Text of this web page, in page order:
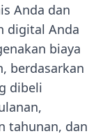
Anda dan
digital Anda
biaya
berdasarkan
dibeli
tahunan, dan